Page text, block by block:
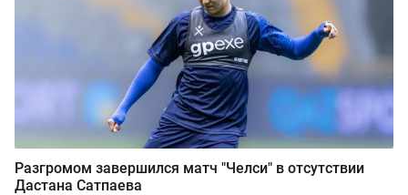
Разгромом завершился матч "Челси" в отсутствии
Дастана Сатпаева